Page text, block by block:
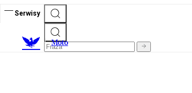
Serwisy
Moto